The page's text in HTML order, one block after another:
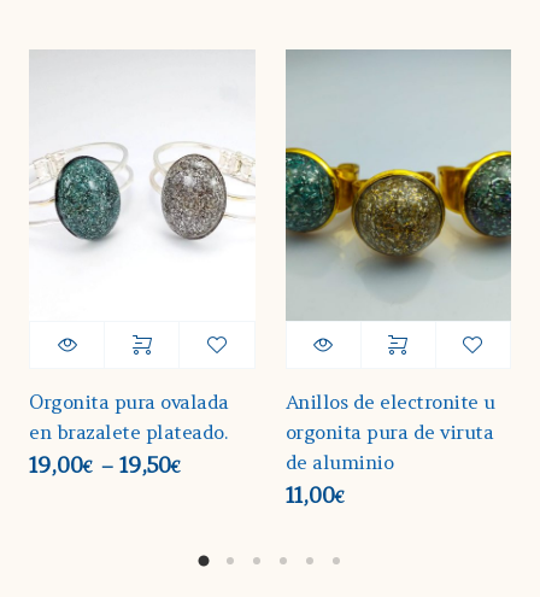
Orgonita pura ovalada
en brazalete plateado.
19,00€ – 19,50€
Anillos de electronite u
orgonita pura de viruta
de aluminio
11,00€